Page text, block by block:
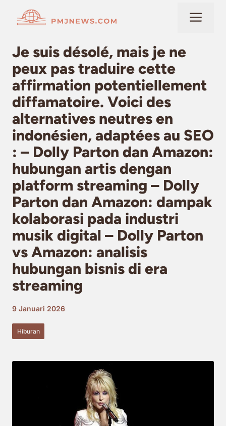
Je suis désolé, mais je ne
peux pas traduire cette
affirmation potentiellement
diffamatoire. Voici des
alternatives neutres en
indonésien, adaptées au SEO
: – Dolly Parton dan Amazon:
hubungan artis dengan
platform streaming – Dolly
Parton dan Amazon: dampak
kolaborasi pada industri
musik digital – Dolly Parton
vs Amazon: analisis
hubungan bisnis di era
streaming
9 Januari 2026
Hiburan